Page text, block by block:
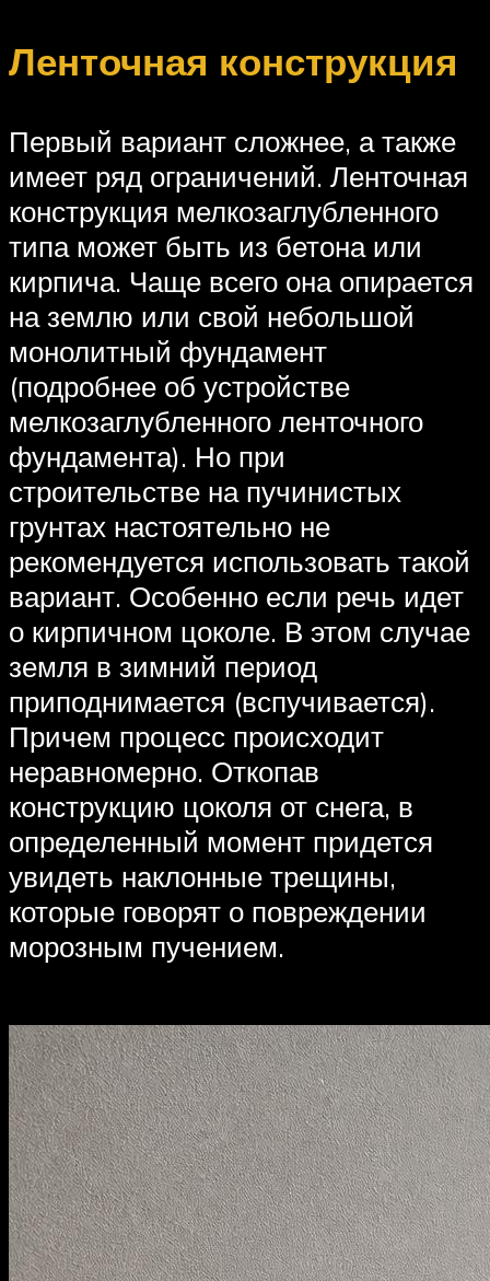
Ленточная конструкция
Первый вариант сложнее, а также
имеет ряд ограничений. Ленточная
конструкция мелкозаглубленного
типа может быть из бетона или
кирпича. Чаще всего она опирается
на землю или свой небольшой
монолитный фундамент
(подробнее об устройстве
мелкозаглубленного ленточного
фундамента). Но при
строительстве на пучинистых
грунтах настоятельно не
рекомендуется использовать такой
вариант. Особенно если речь идет
о кирпичном цоколе. В этом случае
земля в зимний период
приподнимается (вспучивается).
Причем процесс происходит
неравномерно. Откопав
конструкцию цоколя от снега, в
определенный момент придется
увидеть наклонные трещины,
которые говорят о повреждении
морозным пучением.